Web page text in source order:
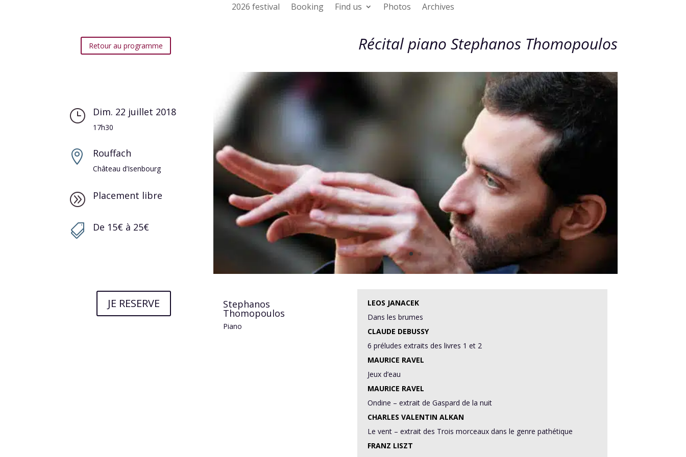
2026 festival Booking Find us Photos Archives
Retour au programme
} Dim. 22 juillet 2018
17h30
 Rouffach
Château d’Isenbourg
A Placement libre
 De 15€ à 25€
Récital piano Stephanos Thomopoulos
JE RESERVE Stephanos
Thomopoulos
Piano
LEOS JANACEK
Dans les brumes
CLAUDE DEBUSSY
6 préludes extraits des livres 1 et 2
MAURICE RAVEL
Jeux d’eau
MAURICE RAVEL
Ondine – extrait de Gaspard de la nuit
CHARLES VALENTIN ALKAN
Le vent – extrait des Trois morceaux dans le genre pathétique
FRANZ LISZT